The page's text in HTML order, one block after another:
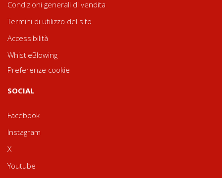
Condizioni generali di vendita
Termini di utilizzo del sito
Accessibilità
WhistleBlowing
Preferenze cookie
SOCIAL
Facebook
Instagram
X
Youtube